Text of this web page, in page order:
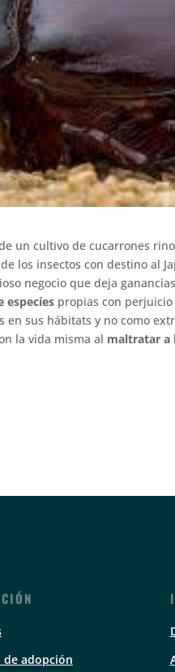
un cultivo de cucarrones
los insectos con destino al
negocio que deja
especies propias con
sus hábitats y no como
la vida misma al maltratar a
de adopción